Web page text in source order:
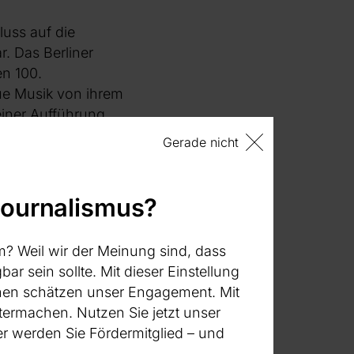
auf die
Das Berliner
100.
Musik von ihrem
Aufführung
Zeiträume
und
und „For Philip
Schlagzeug –
Gerade nicht
Weil wir der Meinung sind, dass
sein sollte. Mit dieser Einstellung
schätzen unser Engagement. Mit
Nutzen Sie jetzt unser
werden Sie Fördermitglied – und